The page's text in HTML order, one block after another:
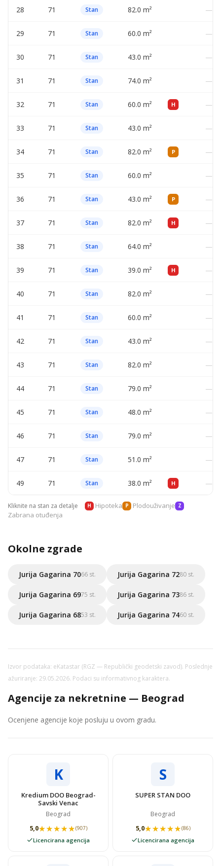
28 71 Stan 82.0 m² —
29 71 Stan 60.0 m² —
30 71 Stan 43.0 m² —
31 71 Stan 74.0 m² —
32 71 Stan 60.0 m² H —
33 71 Stan 43.0 m² —
34 71 Stan 82.0 m² P —
35 71 Stan 60.0 m² —
36 71 Stan 43.0 m² P —
37 71 Stan 82.0 m² H —
38 71 Stan 64.0 m² —
39 71 Stan 39.0 m² H —
40 71 Stan 82.0 m² —
41 71 Stan 60.0 m² —
42 71 Stan 43.0 m² —
43 71 Stan 82.0 m² —
44 71 Stan 79.0 m² —
45 71 Stan 48.0 m² —
46 71 Stan 79.0 m² —
47 71 Stan 51.0 m² —
49 71 Stan 38.0 m² H —
Kliknite na stan za detalje H Hipoteka P Plodouživanje Z
Zabrana otuđenja
Okolne zgrade
Jurija Gagarina 7066 st. Jurija Gagarina 7280 st.
Jurija Gagarina 6975 st. Jurija Gagarina 7386 st.
Jurija Gagarina 6853 st. Jurija Gagarina 7460 st.
Izvor podataka: eKatastar (RGZ — Republički geodetski zavod). Poslednje
ažuriranje: 29.05.2026. Podaci su informativnog karaktera.
Agencije za nekretnine — Beograd
Ocenjene agencije koje posluju u ovom gradu.
K
Kredium DOO Beograd-
Savski Venac
Beograd
5,0★★★★★
★★★★★(907)
Licencirana agencija
S
SUPER STAN DOO
Beograd
5,0★★★★★
★★★★★(86)
Licencirana agencija